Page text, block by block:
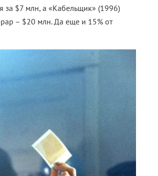
за $7 млн, а «Кабельщик» (1996)
– $20 млн. Да еще и 15% от